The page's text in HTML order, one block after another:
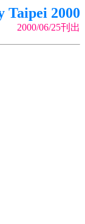
Taipei 2000
2000/06/25刊出